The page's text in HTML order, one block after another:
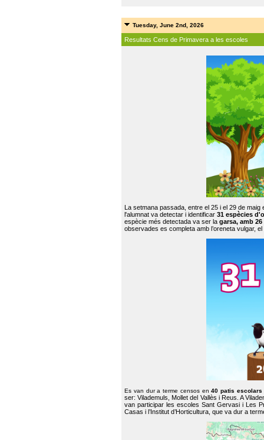
Tuesday, June 2nd, 2026
Resultats Cens de Primavera a les escoles
La setmana passada, entre el 25 i el 29 de
l'alumnat va detectar i identificar 31 espècies
espècie més detectada va ser la garsa, amb
observades es completa amb l’oreneta vulgar,
Es van dur a terme censos en40 patis escolars
ser: Vilademuls, Mollet del Vallès i Reus. A
van participar les escoles Sant Gervasi i Les
Casas i l’Institut d’Horticultura, que va dur a